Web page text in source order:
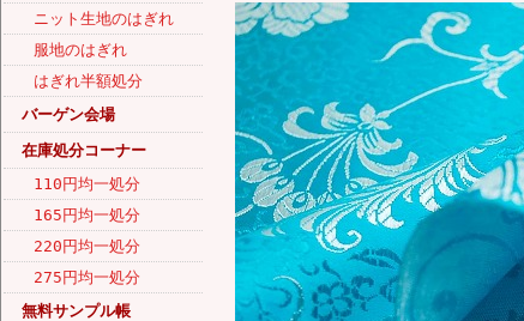
ニット生地のはぎれ
服地のはぎれ
はぎれ半額処分
バーゲン会場
在庫処分コーナー
110円均一処分
165円均一処分
220円均一処分
275円均一処分
無料サンプル帳